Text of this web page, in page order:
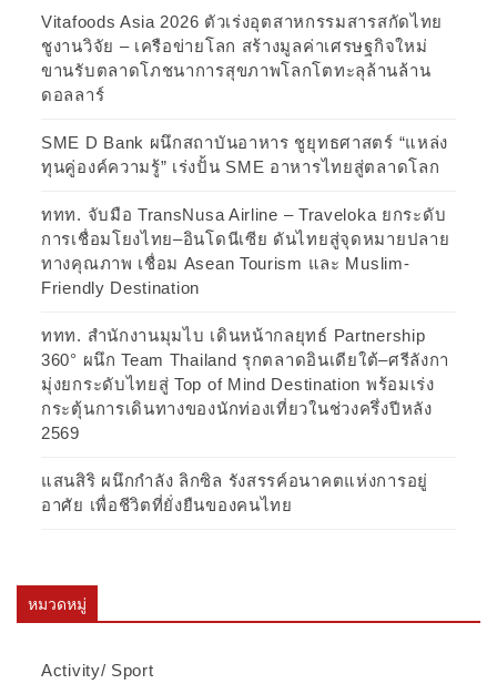
Vitafoods Asia 2026 ตัวเร่งอุตสาหกรรมสารสกัดไทย
ชูงานวิจัย – เครือข่ายโลก สร้างมูลค่าเศรษฐกิจใหม่
ขานรับตลาดโภชนาการสุขภาพโลกโตทะลุล้านล้าน
ดอลลาร์
SME D Bank ผนึกสถาบันอาหาร ชูยุทธศาสตร์ “แหล่ง
ทุนคู่องค์ความรู้” เร่งปั้น SME อาหารไทยสู่ตลาดโลก
ททท. จับมือ TransNusa Airline – Traveloka ยกระดับ
การเชื่อมโยงไทย–อินโดนีเซีย ดันไทยสู่จุดหมายปลาย
ทางคุณภาพ เชื่อม Asean Tourism และ Muslim-
Friendly Destination
ททท. สำนักงานมุมไบ เดินหน้ากลยุทธ์ Partnership
360° ผนึก Team Thailand รุกตลาดอินเดียใต้–ศรีลังกา
มุ่งยกระดับไทยสู่ Top of Mind Destination พร้อมเร่ง
กระตุ้นการเดินทางของนักท่องเที่ยวในช่วงครึ่งปีหลัง
2569
แสนสิริ ผนึกกำลัง ลิกซิล รังสรรค์อนาคตแห่งการอยู่
อาศัย เพื่อชีวิตที่ยั่งยืนของคนไทย
หมวดหมู่
Activity/ Sport